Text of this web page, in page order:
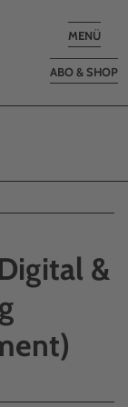
Toggle
MENÜ
ABO & SHOP
&